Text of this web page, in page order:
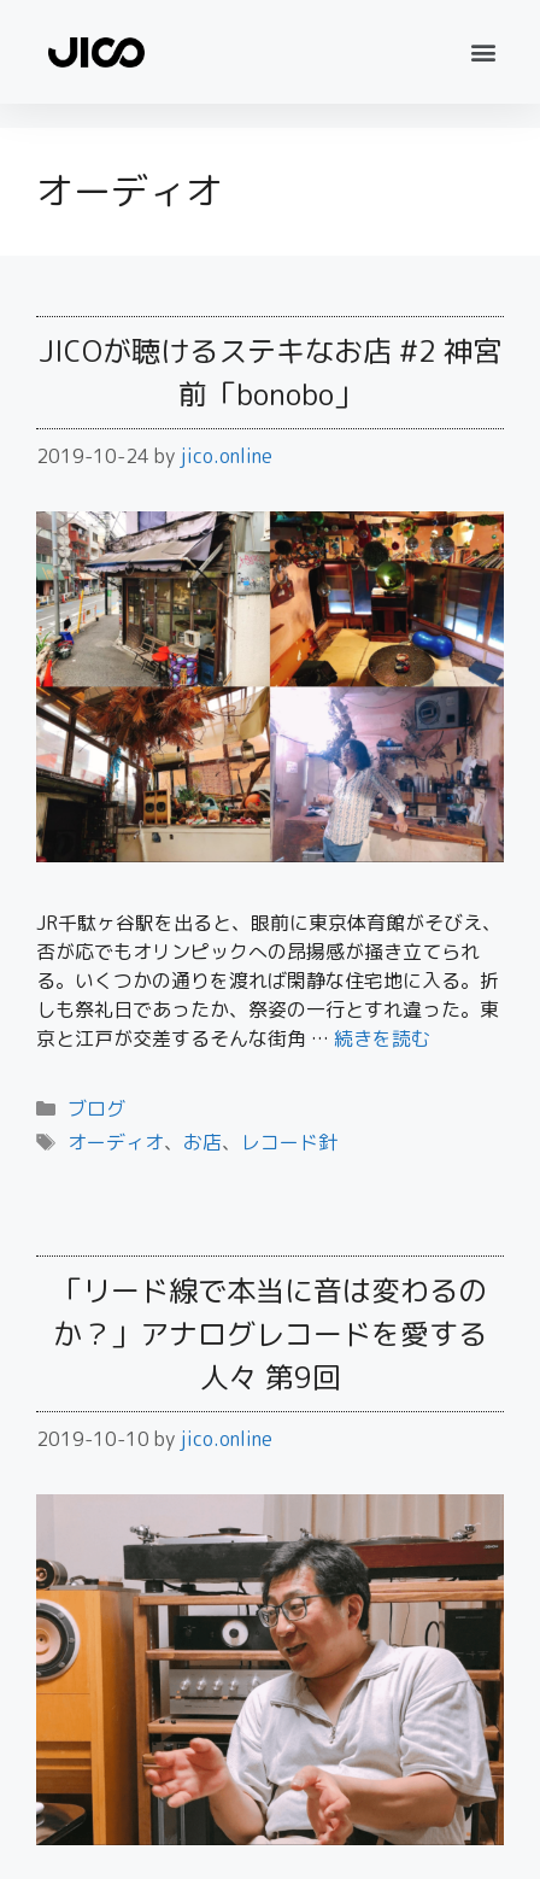
オーディオ
JICOが聴けるステキなお店 #2 神宮
前「bonobo」
2019-10-24 by jico.online
JR千駄ヶ谷駅を出ると、眼前に東京体育館がそびえ、
否が応でもオリンピックへの昂揚感が掻き立てられ
る。いくつかの通りを渡れば閑静な住宅地に入る。折
しも祭礼日であったか、祭姿の一行とすれ違った。東
京と江戸が交差するそんな街角 … 続きを読む
ブログ
オーディオ、 お店、 レコード針
「リード線で本当に音は変わるの
か？」アナログレコードを愛する
人々 第9回
2019-10-10 by jico.online